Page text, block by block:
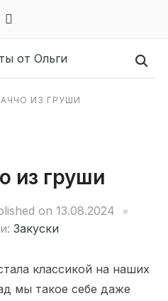
mail
ИЗ ГРУШИ
из груши
on 13.08.2024
Закуски
классикой на наших
мы такое себе даже